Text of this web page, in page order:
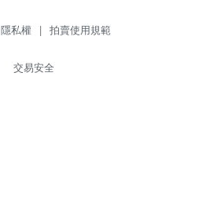
隱私權 | 拍賣使用規範
交易安全